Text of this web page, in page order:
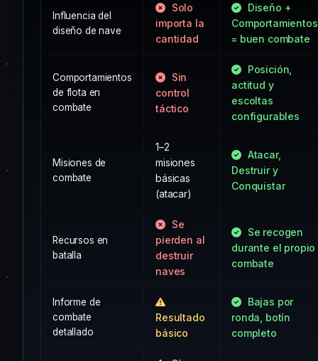
Influencia del
diseño de nave
Solo
importa la
cantidad
Diseño +
Comportamientos
= buen combate
Comportamientos
de flota en
combate
Sin
control
táctico
Posición,
actitud y
escoltas
configurables
Misiones de
combate
1–2
misiones
básicas
(atacar)
Atacar,
Destruir y
Conquistar
Recursos en
batalla
Se
pierden al
destruir
naves
Se recogen
durante el propio
combate
Informe de
combate
detallado
Resultado
básico
Bajas por
ronda, botín
completo